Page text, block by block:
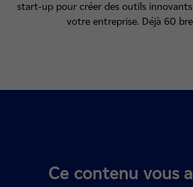
start-up pour créer des outils
votre entreprise. Déjà 60
Ce contenu vous